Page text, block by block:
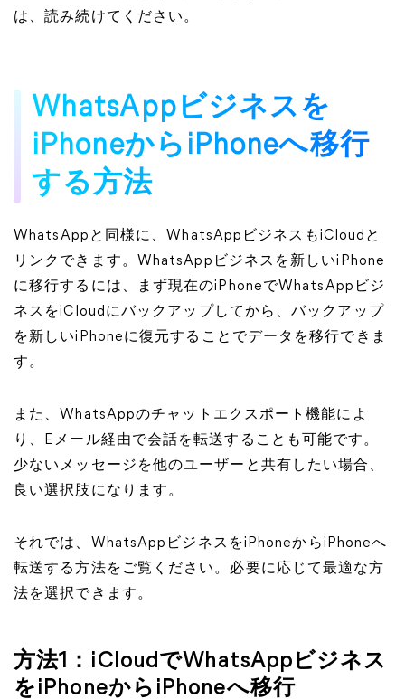
は、読み続けてください。
WhatsAppビジネスを
iPhoneからiPhoneへ移行
する方法
WhatsAppと同様に、WhatsAppビジネスもiCloudと
リンクできます。WhatsAppビジネスを新しいiPhone
に移行するには、まず現在のiPhoneでWhatsAppビジ
ネスをiCloudにバックアップしてから、バックアップ
を新しいiPhoneに復元することでデータを移行できま
す。
また、WhatsAppのチャットエクスポート機能によ
り、Eメール経由で会話を転送することも可能です。
少ないメッセージを他のユーザーと共有したい場合、
良い選択肢になります。
それでは、WhatsAppビジネスをiPhoneからiPhoneへ
転送する方法をご覧ください。必要に応じて最適な方
法を選択できます。
方法1：iCloudでWhatsAppビジネス
をiPhoneからiPhoneへ移行